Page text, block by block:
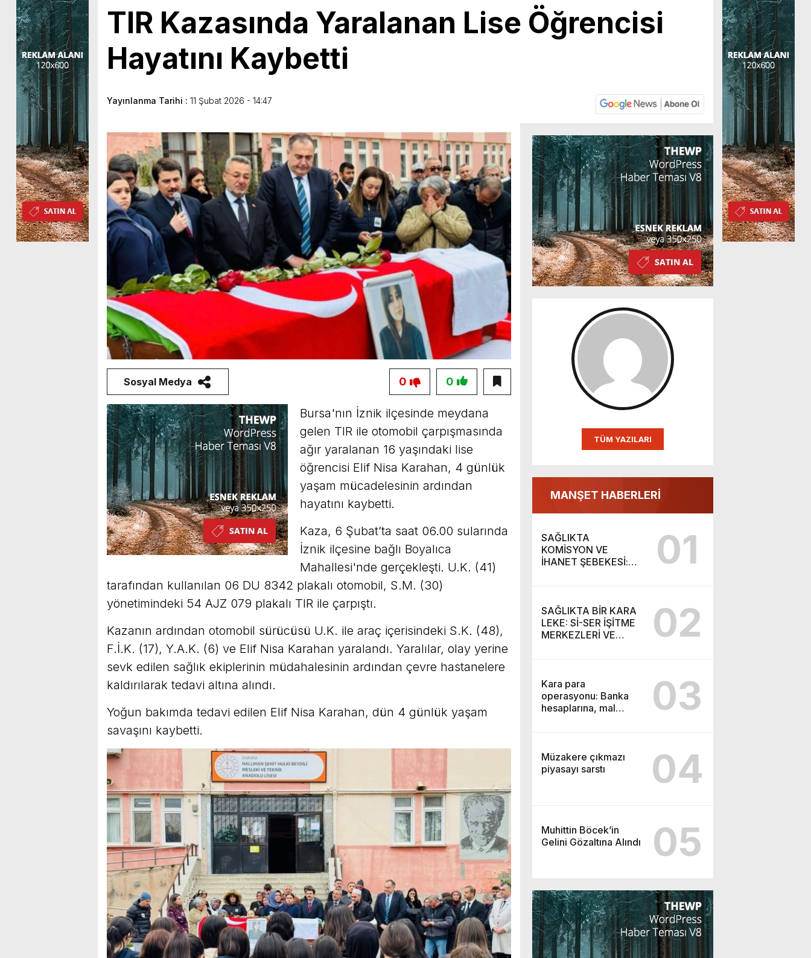
TIR Kazasında Yaralanan Lise Öğrencisi
Hayatını Kaybetti
Yayınlanma Tarihi : 11 Şubat 2026 - 14:47
TÜM YAZILARI
MANŞET HABERLERİ
SAĞLIKTA
KOMİSYON VE
İHANET ŞEBEKESİ:
VURGUNU!
01
SAĞLIKTA BİR KARA
LEKE: Sİ-SER İŞİTME
MERKEZLERİ VE
02
Kara para
operasyonu: Banka
hesaplarına, mal
03
Müzakere çıkmazı
piyasayı sarstı
04
Muhittin Böcek’in
Gelini Gözaltına Alındı
05
Sosyal Medya 0
0
Bursa'nın İznik ilçesinde meydana
gelen TIR ile otomobil çarpışmasında
ağır yaralanan 16 yaşındaki lise
öğrencisi Elif Nisa Karahan, 4 günlük
yaşam mücadelesinin ardından
hayatını kaybetti.
Kaza, 6 Şubat’ta saat 06.00 sularında
İznik ilçesine bağlı Boyalıca
Mahallesi'nde gerçekleşti. U.K. (41)
tarafından kullanılan 06 DU 8342 plakalı otomobil, S.M. (30)
yönetimindeki 54 AJZ 079 plakalı TIR ile çarpıştı.
Kazanın ardından otomobil sürücüsü U.K. ile araç içerisindeki S.K. (48),
F.İ.K. (17), Y.A.K. (6) ve Elif Nisa Karahan yaralandı. Yaralılar, olay yerine
sevk edilen sağlık ekiplerinin müdahalesinin ardından çevre hastanelere
kaldırılarak tedavi altına alındı.
Yoğun bakımda tedavi edilen Elif Nisa Karahan, dün 4 günlük yaşam
savaşını kaybetti.